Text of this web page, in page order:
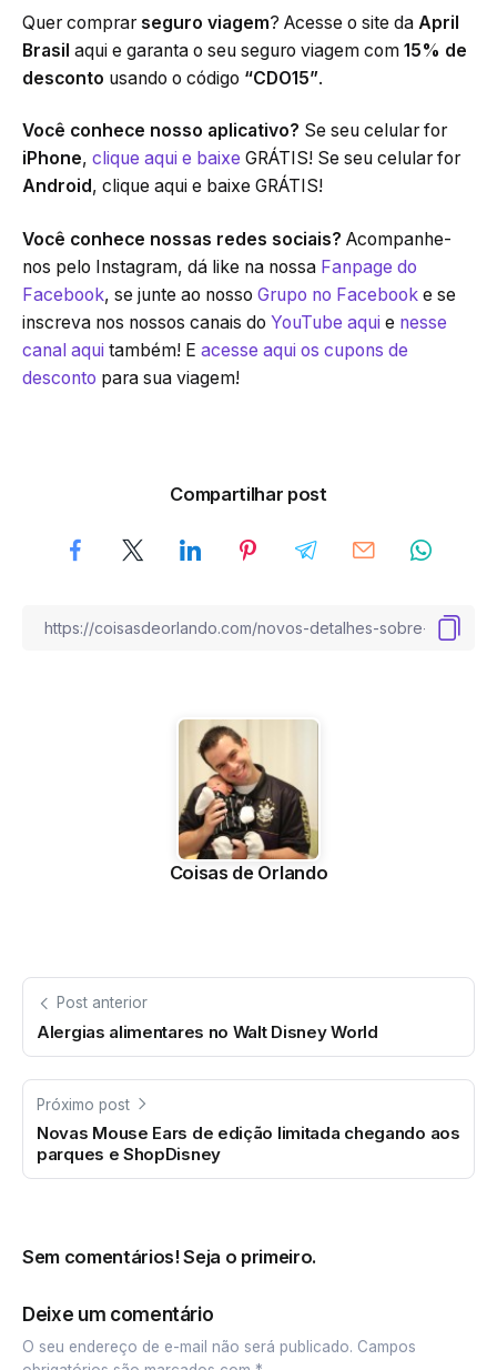
Quer comprar seguro viagem? Acesse o site da April
Brasil aqui e garanta o seu seguro viagem com 15% de
desconto usando o código “CDO15”.
Você conhece nosso aplicativo? Se seu celular for
iPhone, clique aqui e baixe GRÁTIS! Se seu celular for
Android , clique aqui e baixe GRÁTIS!
Você conhece nossas redes sociais? Acompanhe-
nos pelo Instagram, dá like na nossa Fanpage do
Facebook, se junte ao nosso Grupo no Facebook e se
inscreva nos nossos canais do YouTube aqui e nesse
canal aqui também! E acesse aqui os cupons de
desconto para sua viagem!
Compartilhar post
Coisas de Orlando
Post anterior
Alergias alimentares no Walt Disney World
Próximo post
Novas Mouse Ears de edição limitada chegando aos
parques e ShopDisney
Sem comentários! Seja o primeiro.
Deixe um comentário
O seu endereço de e-mail não será publicado. Campos